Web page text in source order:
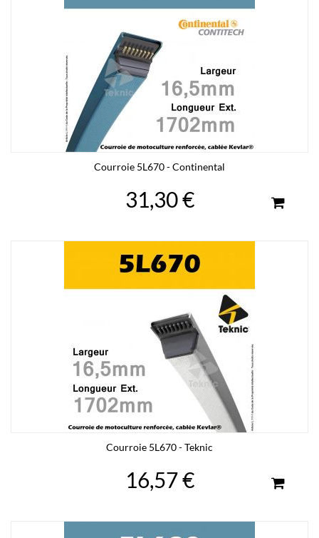
Courroie 5L670 - Continental
31,30 €
Courroie 5L670 - Teknic
16,57 €